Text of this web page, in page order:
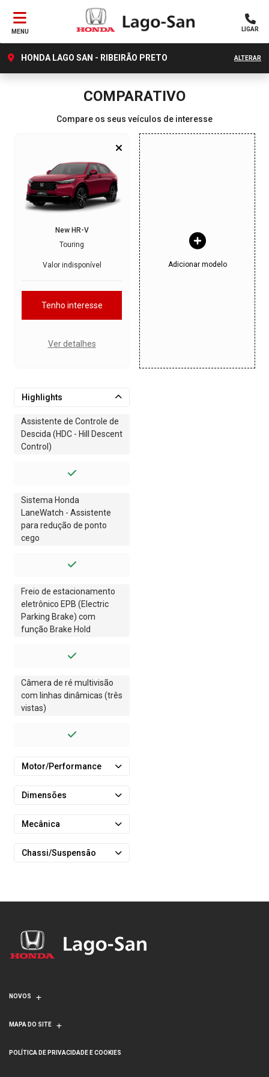
MENU LIGAR
HONDA LAGO SAN - RIBEIRÃO PRETO ALTERAR
COMPARATIVO
Compare os seus veículos de interesse
New HR-V
Touring
Valor indisponível
Tenho interesse
Ver detalhes
Adicionar modelo
Highlights
Assistente de Controle de
Descida (HDC - Hill Descent
Control)
Sistema Honda
LaneWatch - Assistente
para redução de ponto
cego
Freio de estacionamento
eletrônico EPB (Electric
Parking Brake) com
função Brake Hold
Câmera de ré multivisão
com linhas dinâmicas (três
vistas)
Motor/Performance
Dimensões
Mecânica
Chassi/Suspensão
NOVOS
MAPA DO SITE
POLÍTICA DE PRIVACIDADE E COOKIES